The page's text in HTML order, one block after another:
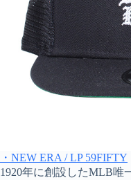
・NEW ERA / LP 59FIFTY
1920年に創設したMLB唯